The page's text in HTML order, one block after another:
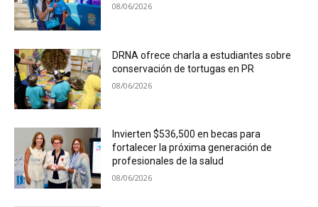
08/06/2026
DRNA ofrece charla a estudiantes sobre
conservación de tortugas en PR
08/06/2026
Invierten $536,500 en becas para
fortalecer la próxima generación de
profesionales de la salud
08/06/2026